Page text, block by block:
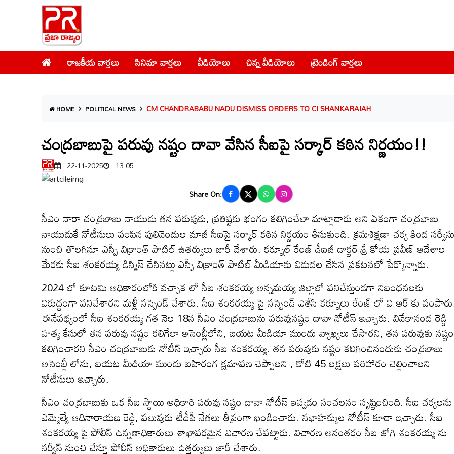
రాజకీయ వార్తలు సినిమా వార్తలు వీడియోలు చిన్న వీడియోలు ట్రెండింగ్ వార్తలు
HOME POLITICAL NEWS CM CHANDRABABU NADU DISMISS ORDERS TO CI SHANKARAIAH
చంద్రబాబుపై పరువు నష్టం దావా వేసిన సీఐపై సర్కార్ కఠిన నిర్ణయం!!
22-11-2025 13:05
Share On:
సీఎం నారా చంద్రబాబు నాయుడు తన పరువుకు, ప్రతిష్టకు భంగం కలిగించేలా మాట్లాడారు అని ఏకంగా చంద్రబాబు
నాయుడుకే నోటీసులు పంపిన పులివెందుల మాజీ సీఐపై సర్కార్ కఠిన నిర్ణయం తీసుకుంది. క్రమశిక్షణా చర్య కింద సర్వీసు
నుంచి తొలగిస్తూ ఎస్పీ విక్రాంత్ పాటిల్ ఉత్తర్వులు జారీ చేశారు. కర్నూల్ రేంజ్ డీఐజీ డాక్టర్ శ్రీ కోయ ప్రవీణ్ ఆదేశాల
మేరకు సీఐ శంకరయ్య డిస్మిస్ చేసినట్లు ఎస్పీ విక్రాంత్ పాటిల్ మీడియాకు విడుదల చేసిన ప్రకటనలో పేర్కొన్నారు.
2024 లో కూటమి అధికారంలోకి వచ్చాక లో సీఐ శంకరయ్య అన్నమయ్య జిల్లాలో పనిచేస్తుండగా నిబంధనలకు
విరుద్ధంగా పనిచేశారని మళ్లీ సస్పెండ్ చేశారు. సీఐ శంకరయ్య పై సస్పెండ్ ఎత్తేసి కర్నూలు రేంజ్ లో వి ఆర్ కు
ఈనేపథ్యంలో సీఐ శంకరయ్య గత నెల 18న సీఎం చంద్రబాబును పరువునష్టం దావా నోటీస్ ఇచ్చారు. వివేకానంద రెడ్డి
హత్య కేసులో తన పరువు నష్టం కలిగేలా అసెంబ్లీలోని, బయట మీడియా ముందు వ్యాఖ్యలు చేసారని, తన పరువుకు నష్టం
కలిగించారని సీఎం చంద్రబాబుకు నోటీస్ ఇచ్చారు సీఐ శంకరయ్య. తన పరువుకు నష్టం కలిగించినందుకు చంద్రబాబు
అసెంబ్లీ లోను, బయట మీడియా ముందు బహిరంగ క్షమాపణ చెప్పాలని , కోటి 45 లక్షలు పరిహారం చెల్లించాలని
నోటీసులు ఇచ్చారు.
సీఎం చంద్రబాబుకు ఒక సీఐ స్థాయి అధికారి పరువు నష్టం దావా నోటీస్ ఇవ్వడం సంచలనం సృష్టించింది. సీఐ చర్యలను
ఎమ్మెల్యే ఆదినారాయణ రెడ్డి, పలువురు టీడీపీ నేతలు తీవ్రంగా ఖండించారు. సభాహక్కుల నోటీస్ కూడా ఇచ్చారు. సీఐ
శంకరయ్య పై పోలీస్ ఉన్నతాధికారులు శాఖాపరమైన విచారణ చేపట్టారు. విచారణ అనంతరం సీఐ జోగి శంకరయ్య ను
సర్వీస్ నుంచి చేస్తూ పోలీస్ అధికారులు ఉత్తర్వులు జారీ చేశారు.